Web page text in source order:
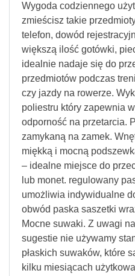
Wygoda codziennego
zmieścisz takie
telefon, dowód
większą ilość gotówki,
idealnie nadaje się do
przedmiotów podczas
czy jazdy na rowerze.
poliestru który zapewnia
odporność na przetarcia.
zamykaną na zamek.
miękką i mocną
– idealne miejsce do
lub monet. regulowany
umożliwia indywidualne
obwód paska saszetki
Mocne suwaki. Z uwagi
sugestie nie używamy
płaskich suwaków, które
kilku miesiącach